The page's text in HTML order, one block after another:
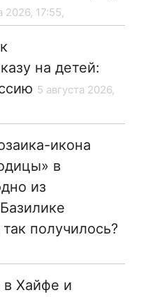
2026, 17:55,
на детей:
5 августа 2026,
икона
в
из
получилось?
в Хайфе и